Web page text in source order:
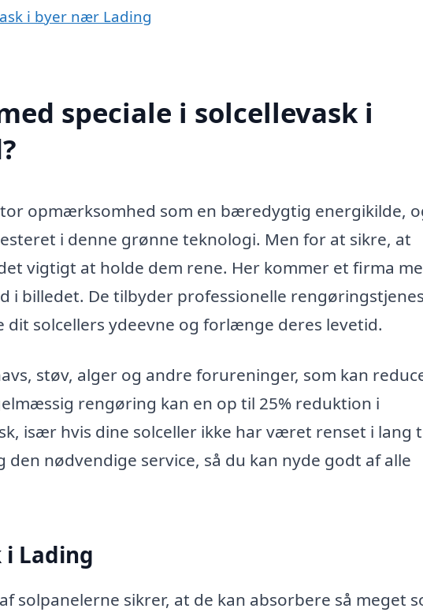
i byer nær Lading
speciale i solcellevask i
opmærksomhed som en bæredygtig energikilde,
i denne grønne teknologi. Men for at sikre, at
vigtigt at holde dem rene. Her kommer et firma
i billedet. De tilbyder professionelle
solcellers ydeevne og forlænge deres levetid.
støv, alger og andre forureninger, som kan
rengøring kan en op til 25% reduktion i
især hvis dine solceller ikke har været renset i lang
nødvendige service, så du kan nyde godt af alle
i Lading
solpanelerne sikrer, at de kan absorbere så meget